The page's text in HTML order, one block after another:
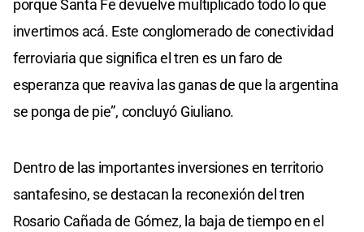
porque Santa Fe devuelve multiplicado todo lo que
invertimos acá. Este conglomerado de conectividad
ferroviaria que significa el tren es un faro de
esperanza que reaviva las ganas de que la argentina
se ponga de pie”, concluyó Giuliano.
Dentro de las importantes inversiones en territorio
santafesino, se destacan la reconexión del tren
Rosario Cañada de Gómez, la baja de tiempo en el